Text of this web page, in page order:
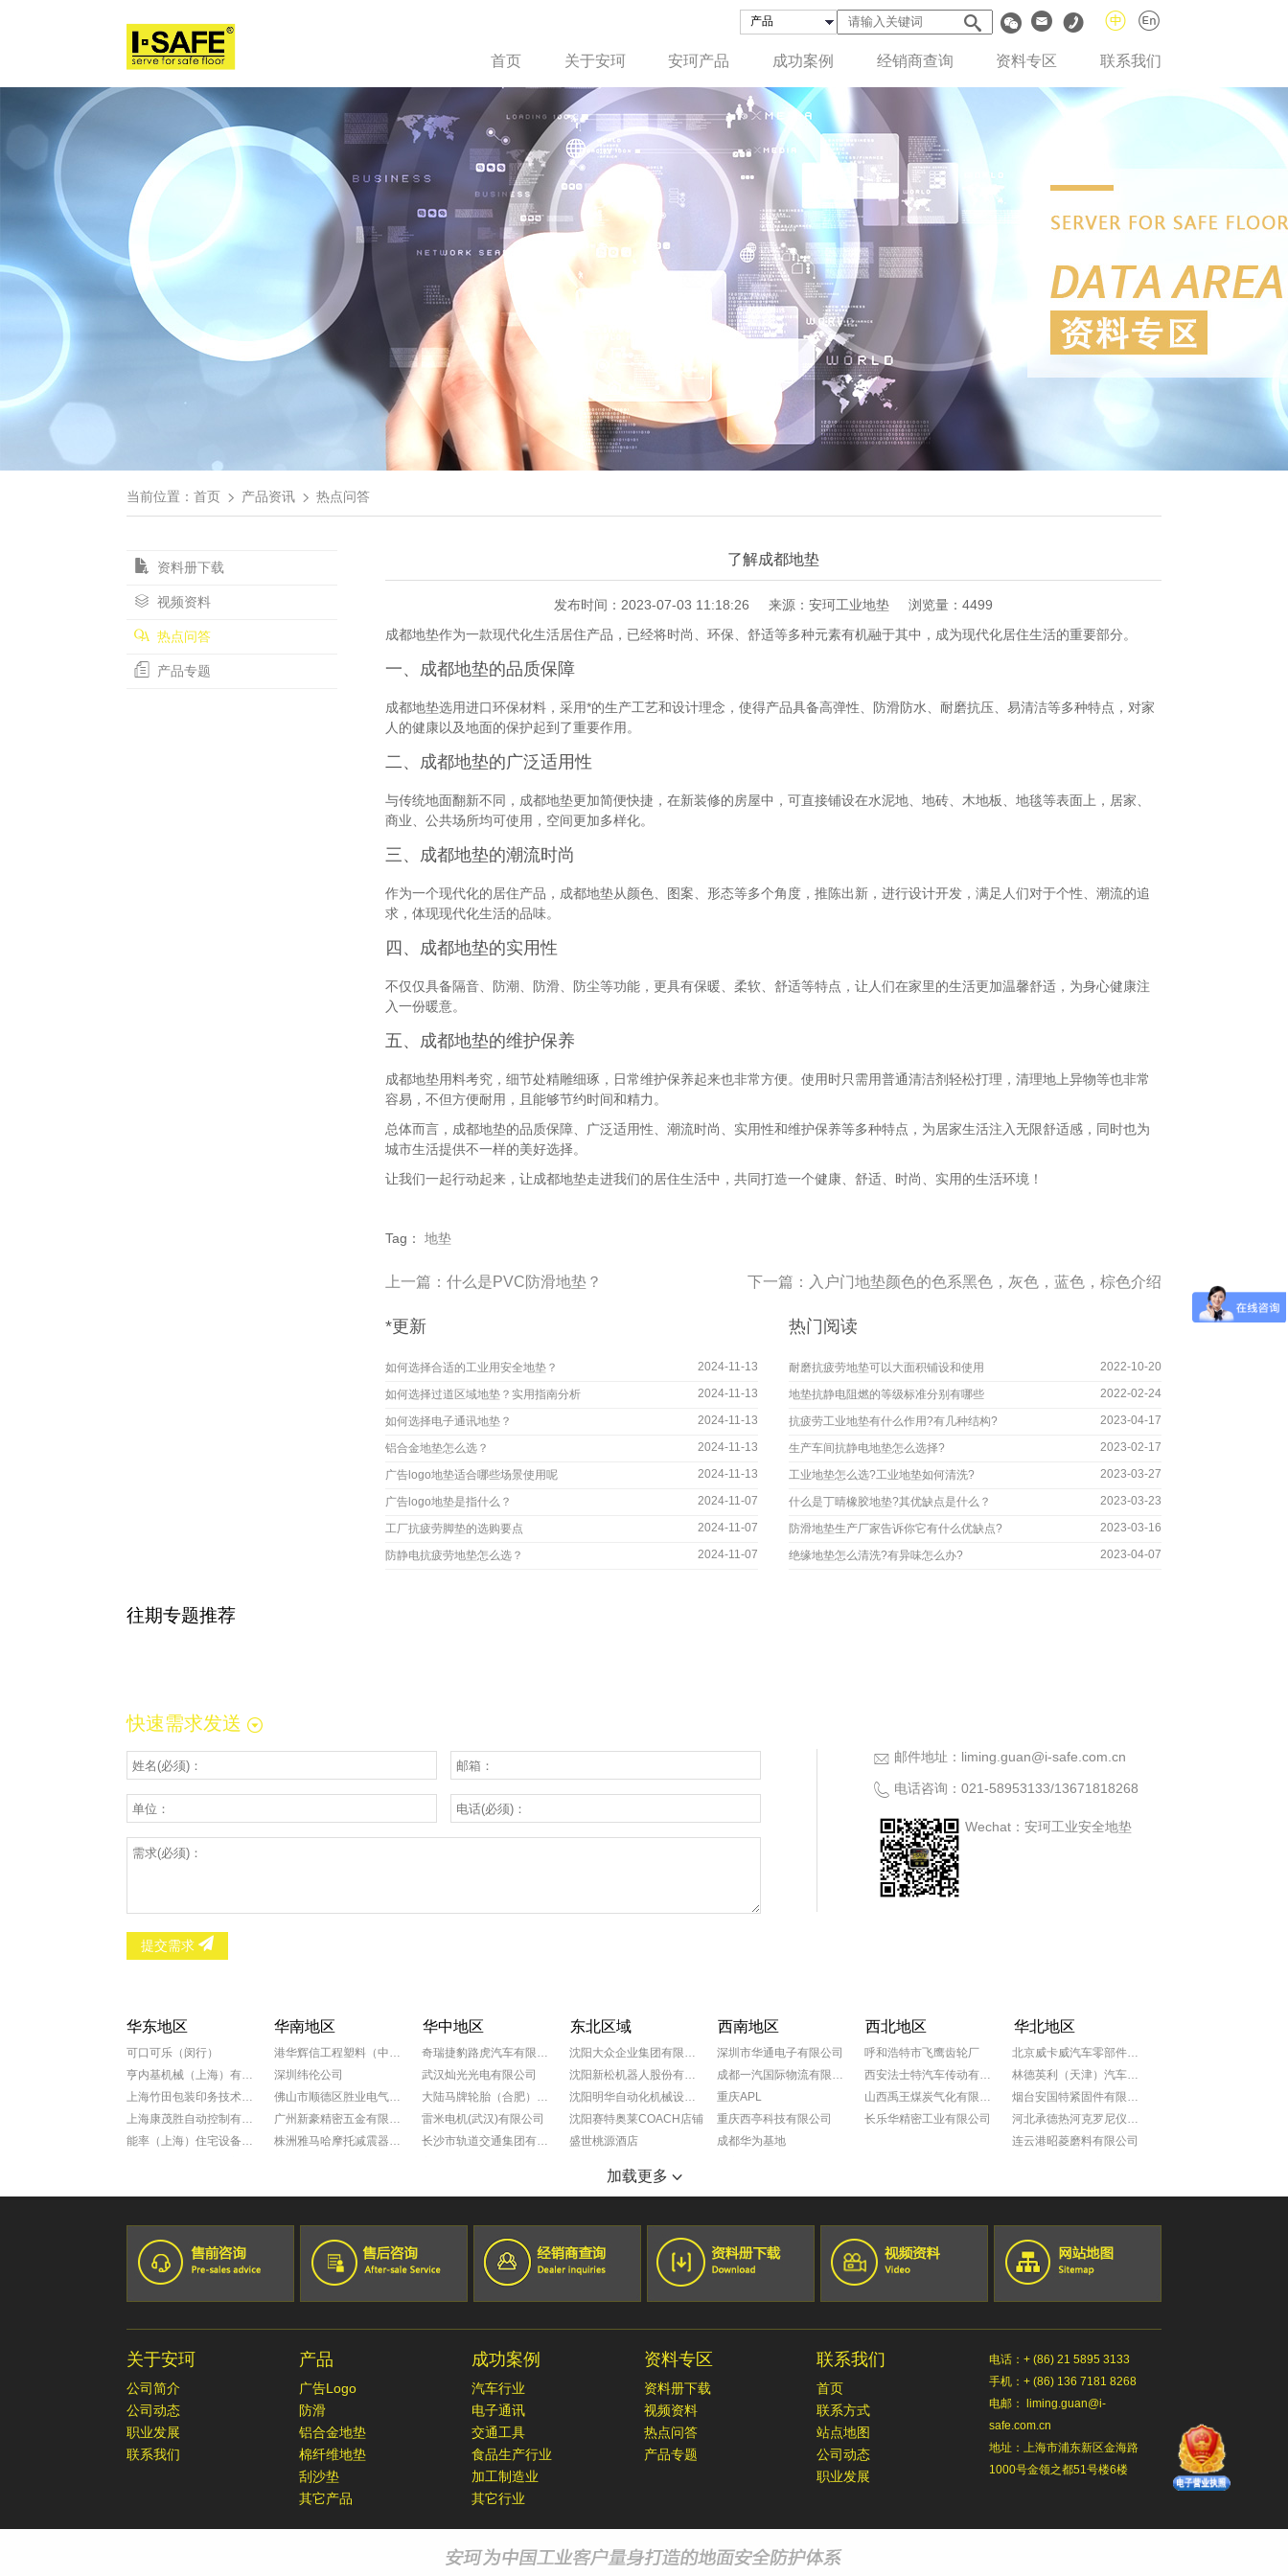
首页 关于安珂 安珂产品 成功案例 经销商查询 资料专区 联系我们
当前位置： 首页 产品资讯 热点问答
资料册下载
视频资料
热点问答
产品专题
了解成都地垫
发布时间：2023-07-03 11:18:26 来源：安珂工业地垫
浏览量：4499
成都地垫作为一款现代化生活居住产品，已经将时尚、环保、舒适等多种元素有机融于其中，成为现代化居住生活的重要部分。
一、成都地垫的品质保障
成都地垫选用进口环保材料，采用*的生产工艺和设计理念，使得产品具备高弹性、防滑防水、耐磨抗压、易清洁等多种特点，对家
人的健康以及地面的保护起到了重要作用。
二、成都地垫的广泛适用性
与传统地面翻新不同，成都地垫更加简便快捷，在新装修的房屋中，可直接铺设在水泥地、地砖、木地板、地毯等表面上，居家、
商业、公共场所均可使用，空间更加多样化。
三、成都地垫的潮流时尚
作为一个现代化的居住产品，成都地垫从颜色、图案、形态等多个角度，推陈出新，进行设计开发，满足人们对于个性、潮流的追
求，体现现代化生活的品味。
四、成都地垫的实用性
不仅仅具备隔音、防潮、防滑、防尘等功能，更具有保暖、柔软、舒适等特点，让人们在家里的生活更加温馨舒适，为身心健康注
入一份暖意。
五、成都地垫的维护保养
成都地垫用料考究，细节处精雕细琢，日常维护保养起来也非常方便。使用时只需用普通清洁剂轻松打理，清理地上异物等也非常
容易，不但方便耐用，且能够节约时间和精力。
总体而言，成都地垫的品质保障、广泛适用性、潮流时尚、实用性和维护保养等多种特点，为居家生活注入无限舒适感，同时也为
城市生活提供不一样的美好选择。
让我们一起行动起来，让成都地垫走进我们的居住生活中，共同打造一个健康、舒适、时尚、实用的生活环境！
Tag： 地垫
上一篇： 什么是PVC防滑地垫？ 下一篇： 入户门地垫颜色的色系黑色，灰色，蓝色，棕色介绍
*更新
如何选择合适的工业用安全地垫？ 2024-11-13
如何选择过道区域地垫？实用指南分析 2024-11-13
如何选择电子通讯地垫？ 2024-11-13
铝合金地垫怎么选？ 2024-11-13
广告logo地垫适合哪些场景使用呢 2024-11-13
广告logo地垫是指什么？ 2024-11-07
工厂抗疲劳脚垫的选购要点 2024-11-07
防静电抗疲劳地垫怎么选？ 2024-11-07
热门阅读
耐磨抗疲劳地垫可以大面积铺设和使用 2022-10-20
地垫抗静电阻燃的等级标准分别有哪些 2022-02-24
抗疲劳工业地垫有什么作用?有几种结构? 2023-04-17
生产车间抗静电地垫怎么选择? 2023-02-17
工业地垫怎么选?工业地垫如何清洗? 2023-03-27
什么是丁晴橡胶地垫?其优缺点是什么？ 2023-03-23
防滑地垫生产厂家告诉你它有什么优缺点? 2023-03-16
绝缘地垫怎么清洗?有异味怎么办? 2023-04-07
往期专题推荐
快速需求发送
提交需求
邮件地址： liming.guan@i-safe.com.cn
电话咨询： 021-58953133/13671818268
Wechat：安珂工业安全地垫
华东地区 华南地区 华中地区 东北区域 西南地区 西北地区 华北地区
可口可乐（闵行）
亨内基机械（上海）有限公司
上海竹田包装印务技术有限公司
上海康茂胜自动控制有限公司
能率（上海）住宅设备有限公司
宁波兴业盛泰集团有限公司
南京星乔威泰克汽车零部件有限公司
苏州众捷汽车零部件有限公司
港华辉信工程塑料（中山）有限公司
深圳纬伦公司
佛山市顺德区胜业电气有限公司
广州新豪精密五金有限公司
株洲雅马哈摩托减震器有限公司
佛山一汽
佛山百威啤酒厂
广汽三菱
一汽福田
珠海藤仓电装有限公司
奇瑞捷豹路虎汽车有限公司
武汉灿光光电有限公司
大陆马牌轮胎（合肥）有限公司
雷米电机(武汉)有限公司
长沙市轨道交通集团有限公司
郑州财经学院
沈阳大众企业集团有限公司
沈阳新松机器人股份有限公司
沈阳明华自动化机械设备有限公司
沈阳赛特奥莱COACH店铺
盛世桃源酒店
抚顺万达广场
黑龙江佳木斯国宾馆
锦州喜来登酒店
宏孚大厦
丹东万达嘉华酒店
长白山智选假日酒店
长白山万达宜必思酒店
鞍山美景海鲜酒店
深圳市华通电子有限公司
成都一汽国际物流有限公司
重庆APL
重庆西亭科技有限公司
成都华为基地
成都富维江森汽车配件有限公司
巴斯夫（重庆）化学品有限公司
成都莫仕连接器有限公司
成都富维江森自控汽车饰件系统有限公司
呼和浩特市飞鹰齿轮厂
西安法士特汽车传动有限责任公司
山西禹王煤炭气化有限公司
长乐华精密工业有限公司
北京威卡威汽车零部件股份有限公司
林德英利（天津）汽车部件有限公司
烟台安国特紧固件有限公司
河北承德热河克罗尼仪表公司
连云港昭菱磨料有限公司
蒂森克虏伯发动机零部件（中国）有限公司
约翰迪尔(天津)有限公司
廊坊卢卡斯伟利达廊重制动有限公司
天津一汽丰田汽车有限公司
青岛毕勤电子有限公司
中川国际矿业控股有限公司
北京电力公司
加载更多
关于安珂
公司简介
公司动态
职业发展
联系我们
产品
广告Logo
防滑
铝合金地垫
棉纤维地垫
刮沙垫
其它产品
成功案例
汽车行业
电子通讯
交通工具
食品生产行业
加工制造业
其它行业
资料专区
资料册下载
视频资料
热点问答
产品专题
联系我们
首页
联系方式
站点地图
公司动态
职业发展
电话：+ (86) 21 5895 3133
手机：+ (86) 136 7181 8268
电邮： liming.guan@i-
safe.com.cn
地址：上海市浦东新区金海路
1000号金领之都51号楼6楼